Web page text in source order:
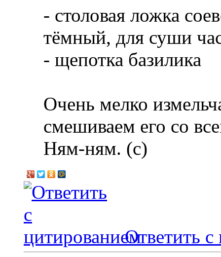
- столовая ложка
тёмный, для суши
- щепотка базилика
Очень мелко
смешиваем его со
Ням-ням. (с)
Ответить с